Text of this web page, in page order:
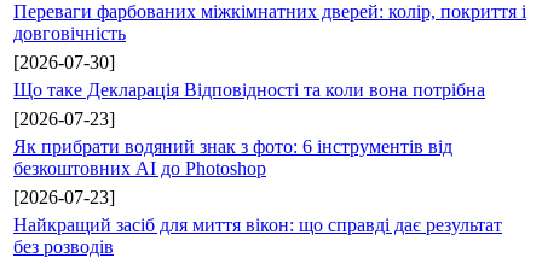
Переваги фарбованих міжкімнатних дверей: колір, покриття і
довговічність
[2026-07-30]
Що таке Декларація Відповідності та коли вона потрібна
[2026-07-23]
Як прибрати водяний знак з фото: 6 інструментів від
безкоштовних AI до Photoshop
[2026-07-23]
Найкращий засіб для миття вікон: що справді дає результат
без розводів